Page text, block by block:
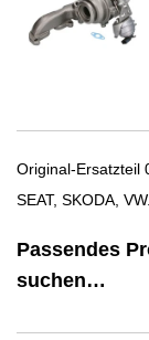
Original-Ersatzteil
SEAT, SKODA, VW.
Passendes
suchen…